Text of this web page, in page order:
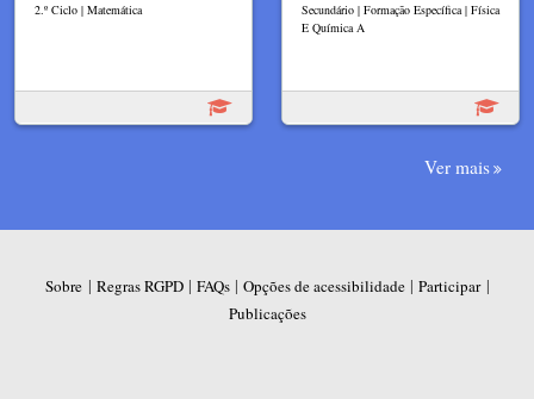
2.º Ciclo | Matemática
Secundário | Formação Específica | Física
E Química A
Ver mais
Sobre | Regras RGPD| FAQs| Opções de acessibilidade| Participar|
Publicações